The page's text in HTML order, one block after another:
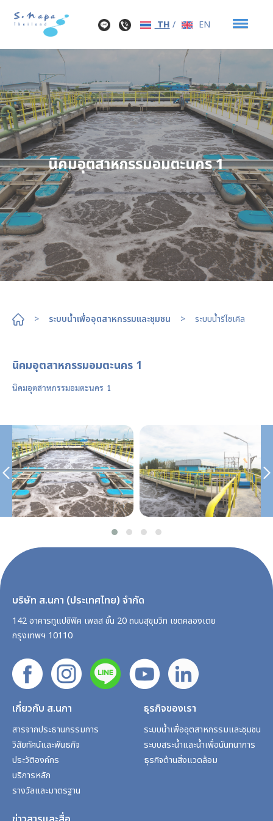
TH / EN
นิคมอุตสาหกรรมอมตะนคร 1
> ระบบน้ำเพื่ออุตสาหกรรมและชุมชน > ระบบน้ำรีไซเคิล
นิคมอุตสาหกรรมอมตะนคร 1
นิคมอุตสาหกรรมอมตะนคร 1
บริษัท ส.นภา (ประเทศไทย) จำกัด
142 อาคารทูแปซิฟิค เพลส ชั้น 20 ถนนสุขุมวิท เขตคลองเตย
กรุงเทพฯ 10110
เกี่ยวกับ ส.นภา
สารจากประธานกรรมการ
วิสัยทัศน์และพันธกิจ
ประวัติองค์กร
บริการหลัก
รางวัลและมาตรฐาน
ธุรกิจของเรา
ระบบน้ำเพื่ออุตสาหกรรมและชุมชน
ระบบสระน้ำและน้ำเพื่อนันทนาการ
ธุรกิจด้านสิ่งแวดล้อม